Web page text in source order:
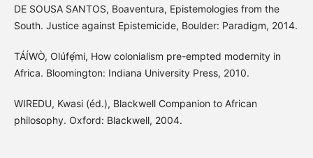
DE SOUSA SANTOS, Boaventura, Epistemologies from the
South. Justice against Epistemicide, Boulder: Paradigm, 2014.
TÁÍWÒ, Olúfẹ́mi, How colonialism pre-empted modernity in
Africa. Bloomington: Indiana University Press, 2010.
WIREDU, Kwasi (éd.), Blackwell Companion to African
philosophy. Oxford: Blackwell, 2004.